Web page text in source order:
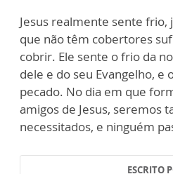
Jesus realmente sente frio,
que não têm cobertores
cobrir. Ele sente o frio da
dele e do seu Evangelho, e
pecado. No dia em que
amigos de Jesus, seremos
necessitados, e ninguém
ESCRITO